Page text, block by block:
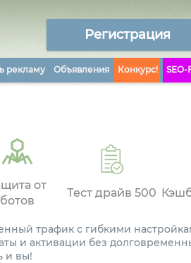
Регистрация
рекламу Объявления Конкурс! SEO-
от
ботов
Тест драйв 500
трафик с гибкими
и активации без
и вы!